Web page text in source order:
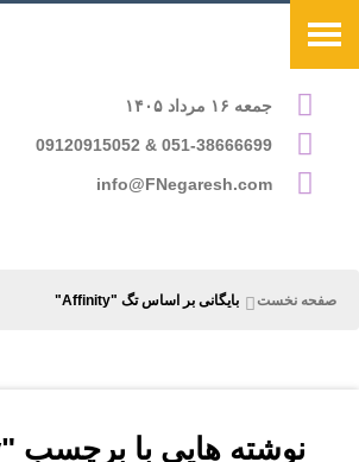
جمعه ۱۶ مرداد ۱۴۰۵
051-38666699 & 09120915052
info@FNegaresh.com
صفحه نخست بایگانی بر اساس تگ "Affinity"
نوشته هایی با برچسب "Affinity"